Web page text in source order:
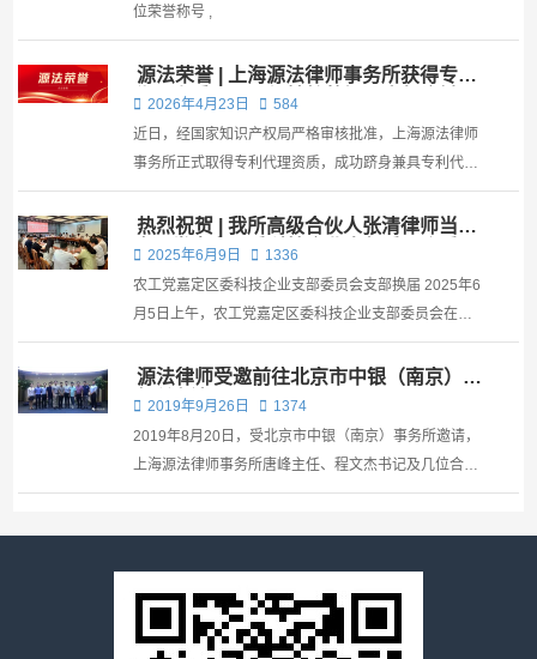
位荣誉称号 ,
源法荣誉 | 上海源法律师事务所获得专利
代理资质，双证加持护航知识产权全链
2026年4月23日
584
近日，经国家知识产权局严格审核批准，上海源法律师
事务所正式取得专利代理资质，成功跻身兼具专利代理
与商标代理双资质的专业法律服务机构行列，标志着源
法律所在知识产权法律服务领域实现全链条布局，专业
服务能力迈上新台阶！ 源法律所目前拥有多名专利代理
师...
热烈祝贺 | 我所高级合伙人张清律师当选
农工党嘉定区委科技企业支部委员会委员
2025年6月9日
1336
农工党嘉定区委科技企业支部委员会支部换届 2025年6
月5日上午，农工党嘉定区委科技企业支部委员会在宏
泰园“农工党党员之家”召开第二次党员大会。农...
源法律师受邀前往北京市中银（南京）事
务所交流
2019年9月26日
1374
2019年8月20日，受北京市中银（南京）事务所邀请，
上海源法律师事务所唐峰主任、程文杰书记及几位合伙
人等8人，前往南京参观交流。北京市中银（南京）律